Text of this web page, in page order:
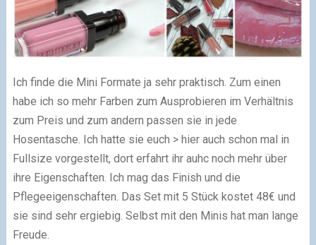
Ich finde die Mini Formate ja sehr praktisch. Zum einen
habe ich so mehr Farben zum Ausprobieren im Verhältnis
zum Preis und zum andern passen sie in jede
Hosentasche. Ich hatte sie euch > hier auch schon mal in
Fullsize vorgestellt, dort erfahrt ihr auhc noch mehr über
ihre Eigenschaften. Ich mag das Finish und die
Pflegeeigenschaften. Das Set mit 5 Stück kostet 48€ und
sie sind sehr ergiebig. Selbst mit den Minis hat man lange
Freude.